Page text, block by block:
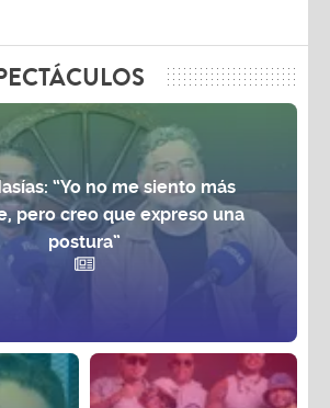
“Yo no me siento más
pero creo que expreso una
postura”